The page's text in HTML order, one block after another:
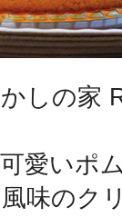
しの家
愛いポ
味のク